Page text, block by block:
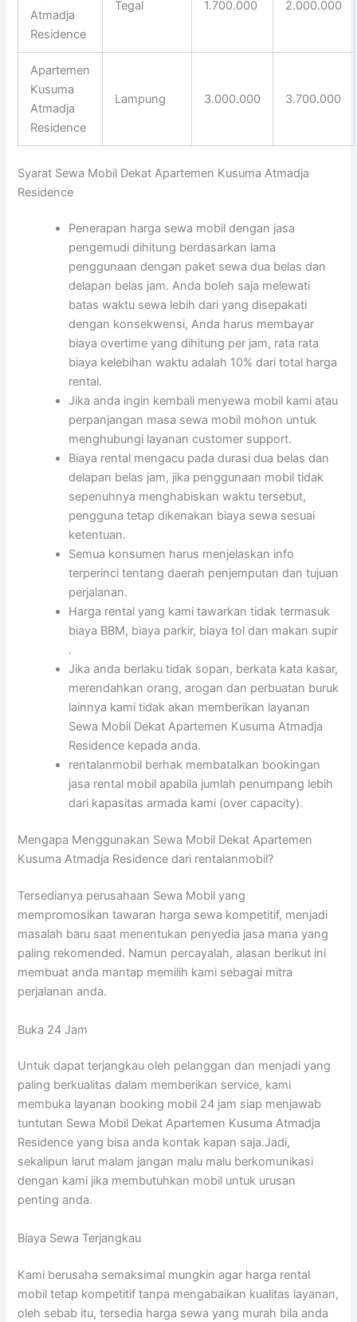
Atmadja
Residence
Tegal 1.700.000 2.000.000
Apartemen
Kusuma
Atmadja
Residence
Lampung 3.000.000 3.700.000
Syarat Sewa Mobil Dekat Apartemen Kusuma Atmadja
Residence
Penerapan harga sewa mobil dengan jasa
pengemudi dihitung berdasarkan lama
penggunaan dengan paket sewa dua belas dan
delapan belas jam. Anda boleh saja melewati
batas waktu sewa lebih dari yang disepakati
dengan konsekwensi, Anda harus membayar
biaya overtime yang dihitung per jam, rata rata
biaya kelebihan waktu adalah 10% dari total harga
rental.
Jika anda ingin kembali menyewa mobil kami atau
perpanjangan masa sewa mobil mohon untuk
menghubungi layanan customer support.
Biaya rental mengacu pada durasi dua belas dan
delapan belas jam, jika penggunaan mobil tidak
sepenuhnya menghabiskan waktu tersebut,
pengguna tetap dikenakan biaya sewa sesuai
ketentuan.
Semua konsumen harus menjelaskan info
terperinci tentang daerah penjemputan dan tujuan
perjalanan.
Harga rental yang kami tawarkan tidak termasuk
biaya BBM, biaya parkir, biaya tol dan makan supir
.
Jika anda berlaku tidak sopan, berkata kata kasar,
merendahkan orang, arogan dan perbuatan buruk
lainnya kami tidak akan memberikan layanan
Sewa Mobil Dekat Apartemen Kusuma Atmadja
Residence kepada anda.
rentalanmobil berhak membatalkan bookingan
jasa rental mobil apabila jumlah penumpang lebih
dari kapasitas armada kami (over capacity).
Mengapa Menggunakan Sewa Mobil Dekat Apartemen
Kusuma Atmadja Residence dari rentalanmobil?
Tersedianya perusahaan Sewa Mobil yang
mempromosikan tawaran harga sewa kompetitif, menjadi
masalah baru saat menentukan penyedia jasa mana yang
paling rekomended. Namun percayalah, alasan berikut ini
membuat anda mantap memilih kami sebagai mitra
perjalanan anda.
Buka 24 Jam
Untuk dapat terjangkau oleh pelanggan dan menjadi yang
paling berkualitas dalam memberikan service, kami
membuka layanan booking mobil 24 jam siap menjawab
tuntutan Sewa Mobil Dekat Apartemen Kusuma Atmadja
Residence yang bisa anda kontak kapan saja.Jadi,
sekalipun larut malam jangan malu malu berkomunikasi
dengan kami jika membutuhkan mobil untuk urusan
penting anda.
Biaya Sewa Terjangkau
Kami berusaha semaksimal mungkin agar harga rental
mobil tetap kompetitif tanpa mengabaikan kualitas layanan,
oleh sebab itu, tersedia harga sewa yang murah bila anda